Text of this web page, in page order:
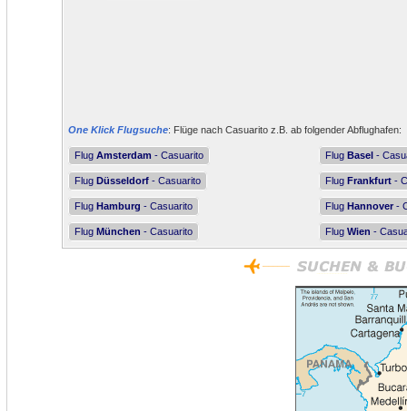
One Klick Flugsuche: Flüge nach Casuarito z.B. ab folgender Abflughafen:
Flug Amsterdam - Casuarito Flug Basel -
Flug Düsseldorf - Casuarito Flug Frankfurt -
Flug Hamburg - Casuarito Flug Hannover -
Flug München - Casuarito Flug Wien -